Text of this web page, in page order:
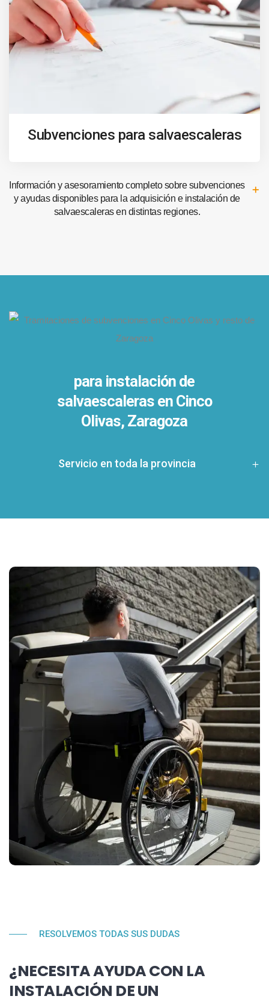
Subvenciones para salvaescaleras
Información y asesoramiento completo sobre subvenciones
y ayudas disponibles para la adquisición e instalación de
salvaescaleras en distintas regiones.
para instalación de
salvaescaleras en Cinco
Olivas, Zaragoza
Servicio en toda la provincia
RESOLVEMOS TODAS SUS DUDAS
¿NECESITA AYUDA CON LA
INSTALACIÓN DE UN